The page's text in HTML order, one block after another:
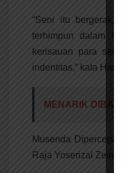
“Seni itu
terhimpun dalam
kerisauan para
indentitas,” kata
MENARIK
Musenda
Raja Yoserizal Zein